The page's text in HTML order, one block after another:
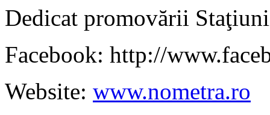
Dedicat promovării
Facebook: http://
Website: www.nometra.ro